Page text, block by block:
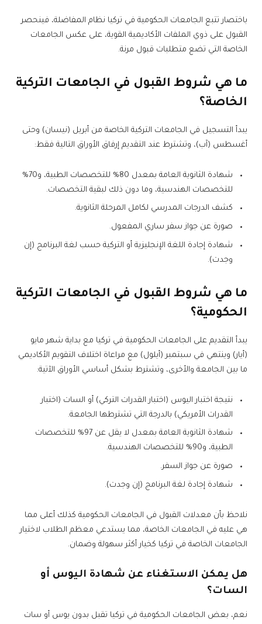
باختصار تتبع الجامعات الحكومية في تركيا نظام المفاضلة، فينحصر
القبول على ذوي الملفات الأكاديمية القوية، على عكس الجامعات
الخاصة التي تضع متطلبات قبول مرنة.
ما هي شروط القبول في الجامعات التركية
الخاصة؟
يبدأ التسجيل في الجامعات التركية الخاصة من أبريل (نيسان) وحتى
أغسطس (آب)، وتشترط عند التقديم إرفاق الأوراق التالية فقط:
شهادة الثانوية العامة بمعدل 80% للتخصصات الطبية، و70%
للتخصصات الهندسية، وما دون ذلك لبقية التخصصات.
كشف الدرجات المدرسي لكامل المرحلة الثانوية.
صورة عن جواز سفر ساري المفعول.
شهادة إجادة اللغة الإنجليزية أو التركية حسب لغة البرنامج (إن
وجدت).
ما هي شروط القبول في الجامعات التركية
الحكومية؟
يبدأ التقديم على الجامعات الحكومية في تركيا مع بداية شهر مايو
(أيار) وينتهي في سبتمبر (أيلول) مع مراعاة اختلاف التقويم الأكاديمي
ما بين الجامعة والأخرى، وتشترط بشكل أساسي الأوراق الآتية:
نتيجة اختبار اليوس (اختبار القدرات التركي) أو السات (اختبار
القدرات الأمريكي) بالدرجة التي تشترطها الجامعة.
شهادة الثانوية العامة بمعدل لا يقل عن 97% للتخصصات
الطبية، و90% للتخصصات الهندسية.
صورة عن جواز السفر.
شهادة إجادة لغة البرنامج (إن وجدت).
نلاحظ بأن معدلات القبول في الجامعات الحكومية كذلك أعلى مما
هي عليه في الجامعات الخاصة، مما يستدعي معظم الطلاب لاختيار
الجامعات الخاصة في تركيا كخيار أكثر سهولة وضمان.
هل يمكن الاستغناء عن شهادة اليوس أو
السات؟
نعم، بعض الجامعات الحكومية في تركيا تقبل بدون يوس أو سات